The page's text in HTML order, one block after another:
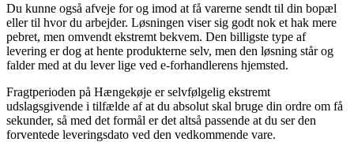
Du kunne også afveje for og imod at få varerne sendt til din bopæl
eller til hvor du arbejder. Løsningen viser sig godt nok et hak mere
pebret, men omvendt ekstremt bekvem. Den billigste type af
levering er dog at hente produkterne selv, men den løsning står og
falder med at du lever lige ved e-forhandlerens hjemsted.
Fragtperioden på Hængekøje er selvfølgelig ekstremt
udslagsgivende i tilfælde af at du absolut skal bruge din ordre om få
sekunder, så med det formål er det altså passende at du ser den
forventede leveringsdato ved den vedkommende vare.